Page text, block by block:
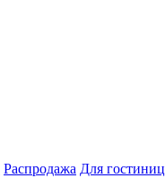
Распродажа Для гостиниц